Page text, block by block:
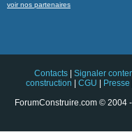
voir nos partenaires
Contacts Signaler
construction
CGU Presse
ForumConstruire.com © 2004